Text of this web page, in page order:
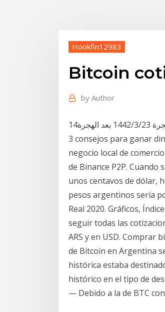
Hookfin12983
Bitcoin
by Author
3 consejos para ganar
negocio local de
de Binance P2P. Cuando
unos centavos de dólar,
pesos argentinos sería
Real 2020. Gráficos,
seguir todas las
ARS y en USD. Comprar
de Bitcoin en Argentina
histórica estaba
histórico en el tipo de
— Debido a la de BTC